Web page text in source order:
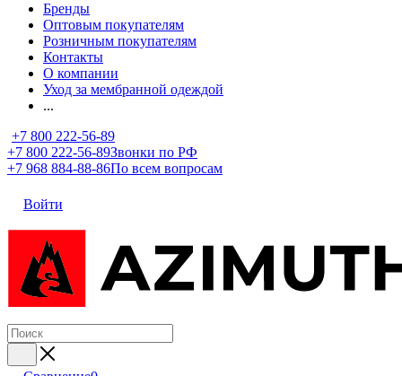
Бренды
Оптовым покупателям
Розничным покупателям
Контакты
О компании
Уход за мембранной одеждой
...
+7 800 222-56-89
+7 800 222-56-89Звонки по РФ
+7 968 884-88-86По всем вопросам
Войти